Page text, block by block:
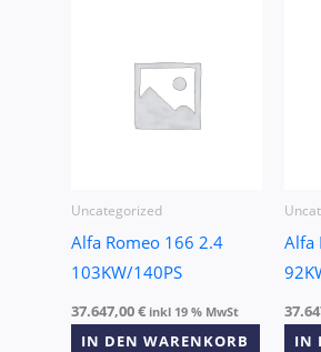
Uncategorized
Alfa Romeo 166 2.4
103KW/140PS
37.647,00€ inkl 19 % MwSt
IN DEN WARENKORB
Alfa
IN